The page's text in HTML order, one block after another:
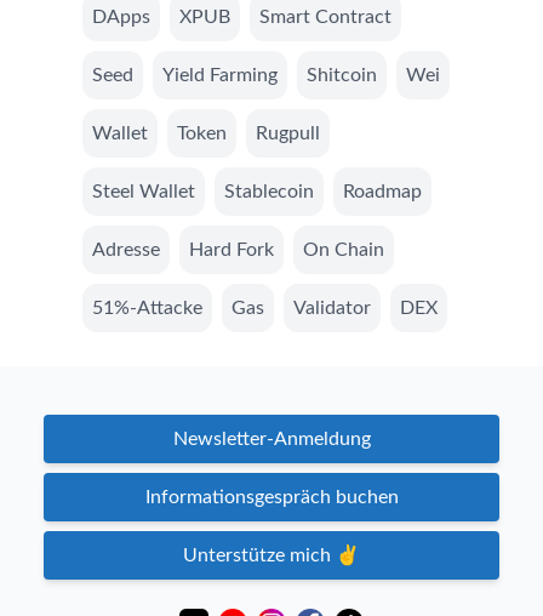
DApps XPUB Smart Contract
Seed Yield Farming Shitcoin Wei
Wallet Token Rugpull
Steel Wallet Stablecoin Roadmap
Adresse Hard Fork On Chain
51%-Attacke Gas Validator DEX
Newsletter-Anmeldung
Informationsgespräch buchen
Unterstütze mich ✌️